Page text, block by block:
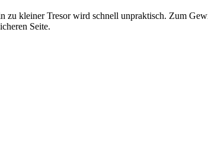
kleiner Tresor wird schnell unpraktisch. Zum
Seite.